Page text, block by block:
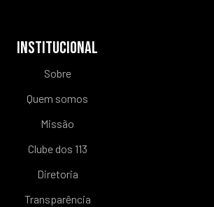
INSTITUCIONAL
Sobre
Quem somos
Missão
Clube dos 113
Diretoria
Transparência